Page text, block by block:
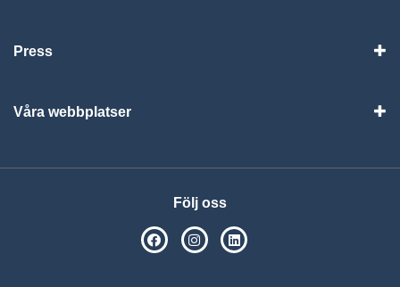
Press
Våra webbplatser
Följ oss
SPSM på Facebook
SPSM på Instagram